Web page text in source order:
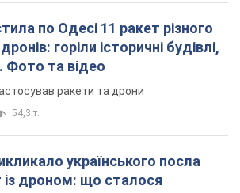
по Одесі 11 ракет різного
горіли історичні будівлі,
Фото та відео
ракети та дрони
54,3 т.
українського посла
із дроном: що сталося